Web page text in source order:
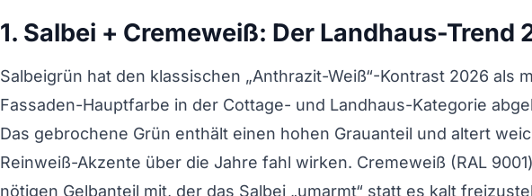
1. Salbei + Cremeweiß: Der Landhaus-Trend
Salbeigrün hat den klassischen „Anthrazit-Weiß“-Kontrast 2026 als
Fassaden-Hauptfarbe in der Cottage- und Landhaus-Kategorie
Das gebrochene Grün enthält einen hohen Grauanteil und altert
Reinweiß-Akzente über die Jahre fahl wirken. Cremeweiß (RAL
nötigen Gelbanteil mit, der das Salbei „umarmt“ statt es kalt